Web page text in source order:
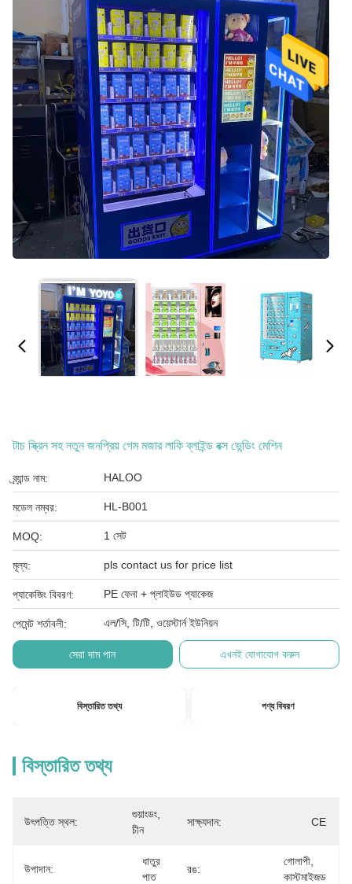
টাচ স্ক্রিন সহ নতুন জনপ্রিয় গেম মজার লাকি ব্লাইন্ড বক্স ভেন্ডিং মেশিন
ব্র্যান্ড নাম: HALOO
মডেল নম্বর: HL-B001
MOQ: 1 সেট
মূল্য: pls contact us for price list
প্যাকেজিং বিবরণ: PE ফেনা + প্লাইউড প্যাকেজ
পেমেন্ট শর্তাবলী: এল/সি, টি/টি, ওয়েস্টার্ন ইউনিয়ন
সেরা দাম পান এখনই যোগাযোগ করুন
বিস্তারিত তথ্য পণ্য বিবরণ
বিস্তারিত তথ্য
উৎপত্তি স্থল:
গুয়াংডং,
চীন
সাক্ষ্যদান: CE
উপাদান:
ধাতুর
পাত
রঙ:
গোলাপী,
কাস্টমাইজড